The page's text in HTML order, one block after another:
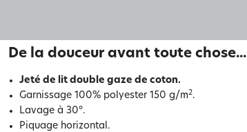
De la douceur avant toute chose...
Jeté de lit double gaze de coton.
Garnissage 100% polyester 150 g/m2.
Lavage à 30°.
Piquage horizontal.